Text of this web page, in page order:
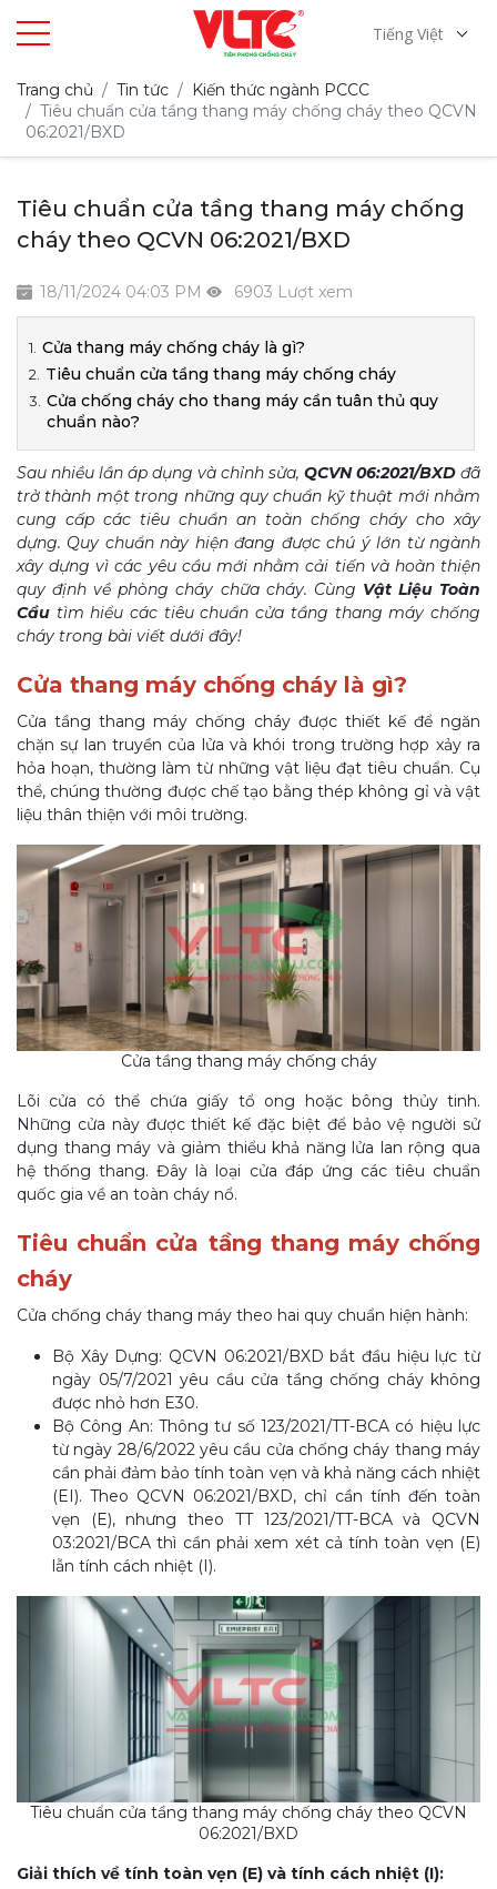
Tiếng Việt
Trang chủ Tin tức
Kiến thức ngành PCCC
Tiêu chuẩn cửa tầng thang máy chống cháy theo QCVN
06:2021/BXD
Tiêu chuẩn cửa tầng thang máy chống
cháy theo QCVN 06:2021/BXD
18/11/2024 04:03 PM 6903 Lượt xem
Cửa thang máy chống cháy là gì?
Tiêu chuẩn cửa tầng thang máy chống cháy
Cửa chống cháy cho thang máy cần tuân thủ quy
chuẩn nào?
Sau nhiều lần áp dụng và chỉnh sửa, QCVN 06:2021/BXD đã
trở thành một trong những quy chuẩn kỹ thuật mới nhằm
cung cấp các tiêu chuẩn an toàn chống cháy cho xây
dựng. Quy chuẩn này hiện đang được chú ý lớn từ ngành
xây dựng vì các yêu cầu mới nhằm cải tiến và hoàn thiện
quy định về phòng cháy chữa cháy. Cùng Vật Liệu Toàn
Cầu tìm hiểu các tiêu chuẩn cửa tầng thang máy chống
cháy trong bài viết dưới đây!
Cửa thang máy chống cháy là gì?
Cửa tầng thang máy chống cháy được thiết kế để ngăn
chặn sự lan truyền của lửa và khói trong trường hợp xảy ra
hỏa hoạn, thường làm từ những vật liệu đạt tiêu chuẩn. Cụ
thể, chúng thường được chế tạo bằng thép không gỉ và vật
liệu thân thiện với môi trường.
Cửa tầng thang máy chống cháy
Lõi cửa có thể chứa giấy tổ ong hoặc bông thủy tinh.
Những cửa này được thiết kế đặc biệt để bảo vệ người sử
dụng thang máy và giảm thiểu khả năng lửa lan rộng qua
hệ thống thang. Đây là loại cửa đáp ứng các tiêu chuẩn
quốc gia về an toàn cháy nổ.
Tiêu chuẩn cửa tầng thang máy chống
cháy
Cửa chống cháy thang máy theo hai quy chuẩn hiện hành:
Bộ Xây Dựng: QCVN 06:2021/BXD bắt đầu hiệu lực từ
ngày 05/7/2021 yêu cầu cửa tầng chống cháy không
được nhỏ hơn E30.
Bộ Công An: Thông tư số 123/2021/TT-BCA có hiệu lực
từ ngày 28/6/2022 yêu cầu cửa chống cháy thang máy
cần phải đảm bảo tính toàn vẹn và khả năng cách nhiệt
(EI). Theo QCVN 06:2021/BXD, chỉ cần tính đến toàn
vẹn (E), nhưng theo TT 123/2021/TT-BCA và QCVN
03:2021/BCA thì cần phải xem xét cả tính toàn vẹn (E)
lẫn tính cách nhiệt (I).
Tiêu chuẩn cửa tầng thang máy chống cháy theo QCVN
06:2021/BXD
Giải thích về tính toàn vẹn (E) và tính cách nhiệt (I):